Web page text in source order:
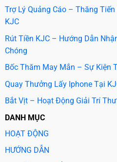
Trợ Lý Quảng Cáo – Thăng
KJC
Rút Tiền KJC – Hướng Dẫn
Chóng
Bốc Thăm May Mắn – Sự Kiện
Quay Thưởng Lấy Iphone Tại
Bắt Vịt – Hoạt Động Giải Trí
DANH MỤC
HOẠT ĐỘNG
HƯỚNG DẪN